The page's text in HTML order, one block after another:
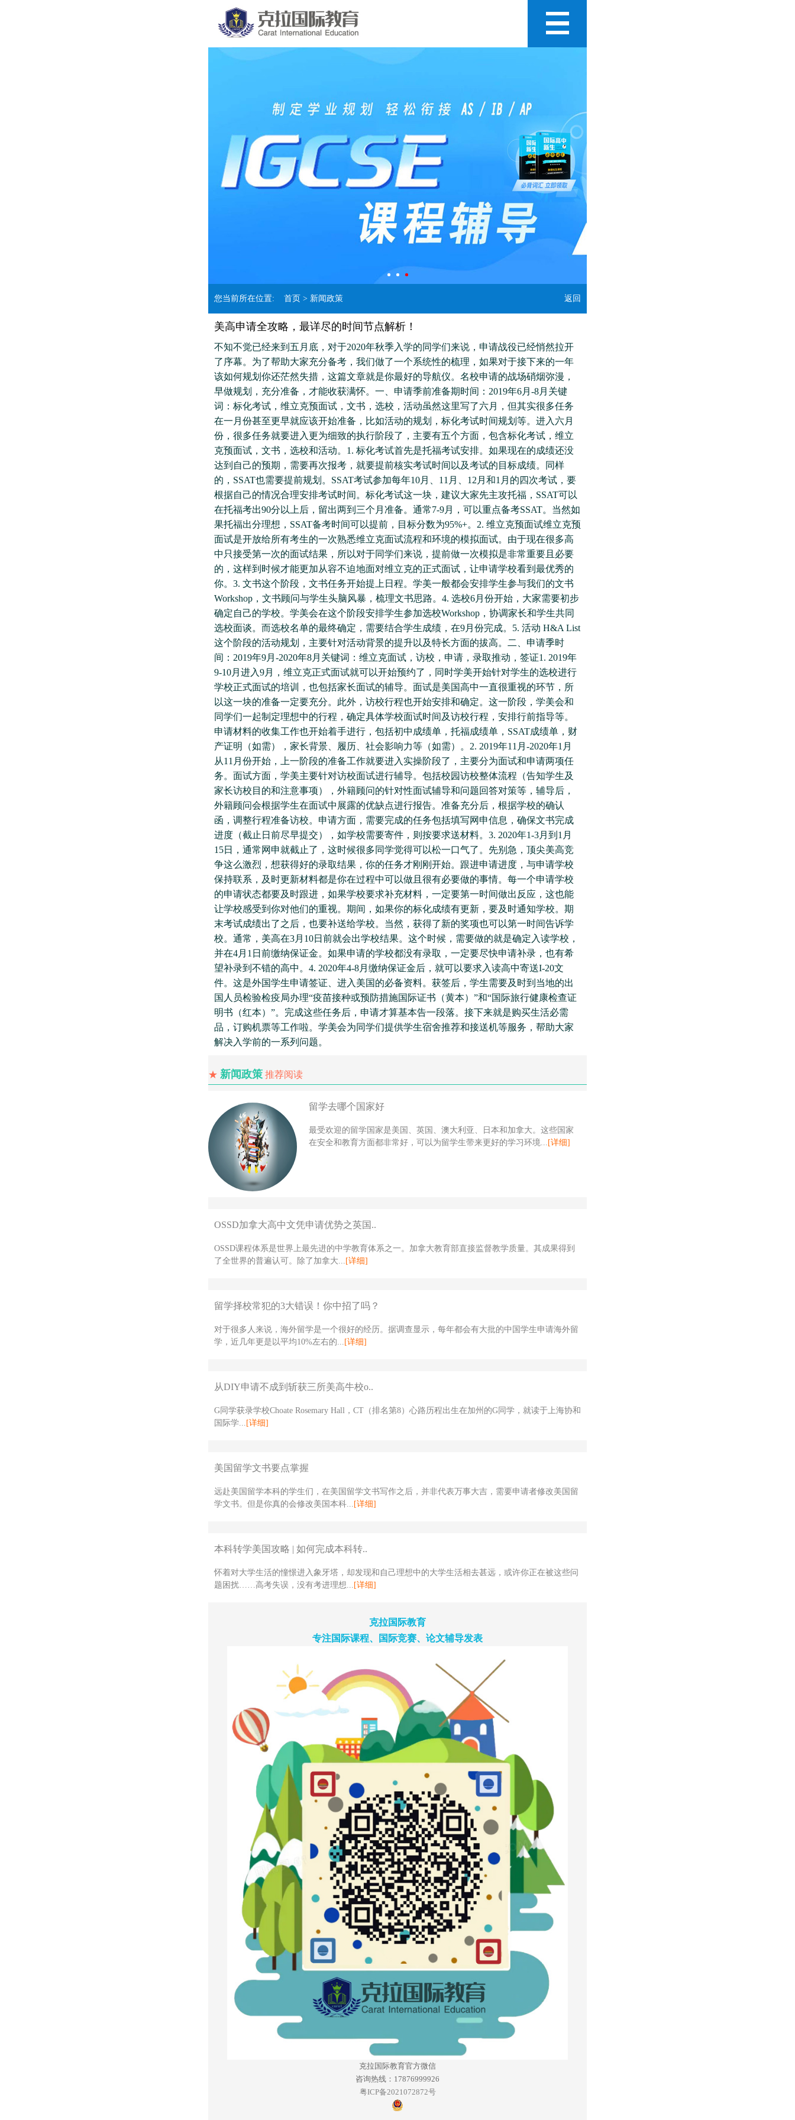
您当前所在位置: 首页 > 新闻政策 返回
美高申请全攻略，最详尽的时间节点解析！
不知不觉已经来到五月底，对于2020年秋季入学的同学们来说，申请战役已经悄然拉开
了序幕。为了帮助大家充分备考，我们做了一个系统性的梳理，如果对于接下来的一年
该如何规划你还茫然失措，这篇文章就是你最好的导航仪。名校申请的战场硝烟弥漫，
早做规划，充分准备，才能收获满怀。一、申请季前准备期时间：2019年6月-8月关键
词：标化考试，维立克预面试，文书，选校，活动虽然这里写了六月，但其实很多任务
在一月份甚至更早就应该开始准备，比如活动的规划，标化考试时间规划等。进入六月
份，很多任务就要进入更为细致的执行阶段了，主要有五个方面，包含标化考试，维立
克预面试，文书，选校和活动。1. 标化考试首先是托福考试安排。如果现在的成绩还没
达到自己的预期，需要再次报考，就要提前核实考试时间以及考试的目标成绩。同样
的，SSAT也需要提前规划。SSAT考试参加每年10月、11月、12月和1月的四次考试，要
根据自己的情况合理安排考试时间。标化考试这一块，建议大家先主攻托福，SSAT可以
在托福考出90分以上后，留出两到三个月准备。通常7-9月，可以重点备考SSAT。当然如
果托福出分理想，SSAT备考时间可以提前，目标分数为95%+。2. 维立克预面试维立克预
面试是开放给所有考生的一次熟悉维立克面试流程和环境的模拟面试。由于现在很多高
中只接受第一次的面试结果，所以对于同学们来说，提前做一次模拟是非常重要且必要
的，这样到时候才能更加从容不迫地面对维立克的正式面试，让申请学校看到最优秀的
你。3. 文书这个阶段，文书任务开始提上日程。学美一般都会安排学生参与我们的文书
Workshop，文书顾问与学生头脑风暴，梳理文书思路。4. 选校6月份开始，大家需要初步
确定自己的学校。学美会在这个阶段安排学生参加选校Workshop，协调家长和学生共同
选校面谈。而选校名单的最终确定，需要结合学生成绩，在9月份完成。5. 活动 H&A List
这个阶段的活动规划，主要针对活动背景的提升以及特长方面的拔高。二、申请季时
间：2019年9月-2020年8月关键词：维立克面试，访校，申请，录取推动，签证1. 2019年
9-10月进入9月，维立克正式面试就可以开始预约了，同时学美开始针对学生的选校进行
学校正式面试的培训，也包括家长面试的辅导。面试是美国高中一直很重视的环节，所
以这一块的准备一定要充分。此外，访校行程也开始安排和确定。这一阶段，学美会和
同学们一起制定理想中的行程，确定具体学校面试时间及访校行程，安排行前指导等。
申请材料的收集工作也开始着手进行，包括初中成绩单，托福成绩单，SSAT成绩单，财
产证明（如需），家长背景、履历、社会影响力等（如需）。2. 2019年11月-2020年1月
从11月份开始，上一阶段的准备工作就要进入实操阶段了，主要分为面试和申请两项任
务。面试方面，学美主要针对访校面试进行辅导。包括校园访校整体流程（告知学生及
家长访校目的和注意事项），外籍顾问的针对性面试辅导和问题回答对策等，辅导后，
外籍顾问会根据学生在面试中展露的优缺点进行报告。准备充分后，根据学校的确认
函，调整行程准备访校。申请方面，需要完成的任务包括填写网申信息，确保文书完成
进度（截止日前尽早提交），如学校需要寄件，则按要求送材料。3. 2020年1-3月到1月
15日，通常网申就截止了，这时候很多同学觉得可以松一口气了。先别急，顶尖美高竞
争这么激烈，想获得好的录取结果，你的任务才刚刚开始。跟进申请进度，与申请学校
保持联系，及时更新材料都是你在过程中可以做且很有必要做的事情。每一个申请学校
的申请状态都要及时跟进，如果学校要求补充材料，一定要第一时间做出反应，这也能
让学校感受到你对他们的重视。期间，如果你的标化成绩有更新，要及时通知学校。期
末考试成绩出了之后，也要补送给学校。当然，获得了新的奖项也可以第一时间告诉学
校。通常，美高在3月10日前就会出学校结果。这个时候，需要做的就是确定入读学校，
并在4月1日前缴纳保证金。如果申请的学校都没有录取，一定要尽快申请补录，也有希
望补录到不错的高中。4. 2020年4-8月缴纳保证金后，就可以要求入读高中寄送I-20文
件。这是外国学生申请签证、进入美国的必备资料。获签后，学生需要及时到当地的出
国人员检验检疫局办理“疫苗接种或预防措施国际证书（黄本）”和“国际旅行健康检查证
明书（红本）”。完成这些任务后，申请才算基本告一段落。接下来就是购买生活必需
品，订购机票等工作啦。学美会为同学们提供学生宿舍推荐和接送机等服务，帮助大家
解决入学前的一系列问题。
★ 新闻政策 推荐阅读
留学去哪个国家好
最受欢迎的留学国家是美国、英国、澳大利亚、日本和加拿大。这些国家
在安全和教育方面都非常好，可以为留学生带来更好的学习环境... [详细]
OSSD加拿大高中文凭申请优势之英国..
OSSD课程体系是世界上最先进的中学教育体系之一。加拿大教育部直接监督教学质量。其成果得到
了全世界的普遍认可。除了加拿大... [详细]
留学择校常犯的3大错误！你中招了吗？
对于很多人来说，海外留学是一个很好的经历。据调查显示，每年都会有大批的中国学生申请海外留
学，近几年更是以平均10%左右的... [详细]
从DIY申请不成到斩获三所美高牛校o..
G同学获录学校Choate Rosemary Hall，CT（排名第8）心路历程出生在加州的G同学，就读于上海协和
国际学... [详细]
美国留学文书要点掌握
远赴美国留学本科的学生们，在美国留学文书写作之后，并非代表万事大吉，需要申请者修改美国留
学文书。但是你真的会修改美国本科... [详细]
本科转学美国攻略 | 如何完成本科转..
怀着对大学生活的憧憬进入象牙塔，却发现和自己理想中的大学生活相去甚远，或许你正在被这些问
题困扰……高考失误，没有考进理想... [详细]
克拉国际教育
专注国际课程、国际竞赛、论文辅导发表
克拉国际教育官方微信
咨询热线：17876999926
粤ICP备2021072872号